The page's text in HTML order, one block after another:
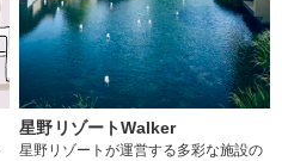
星野リゾートWalker
星野リゾートが運営する多彩な施設の